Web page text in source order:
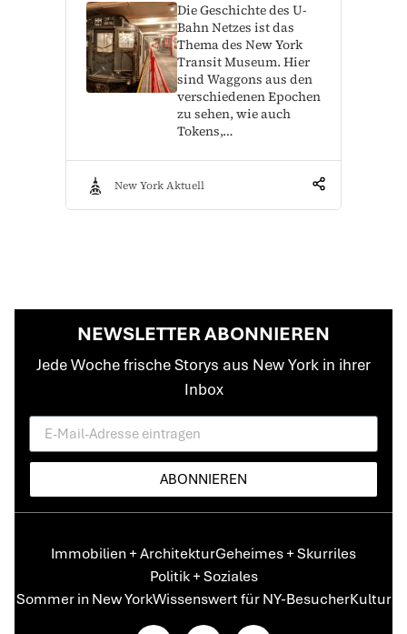
Die Geschichte des U-
Bahn Netzes ist das
Thema des New York
Transit Museum. Hier
sind Waggons aus den
verschiedenen Epochen
zu sehen, wie auch
Tokens,…
New York Aktuell
NEWSLETTER ABONNIEREN
Jede Woche frische Storys aus New York in ihrer
Inbox
ABONNIEREN
Immobilien + ArchitekturGeheimes + Skurriles
Politik + Soziales
Sommer in New YorkWissenswert für NY-BesucherKultur